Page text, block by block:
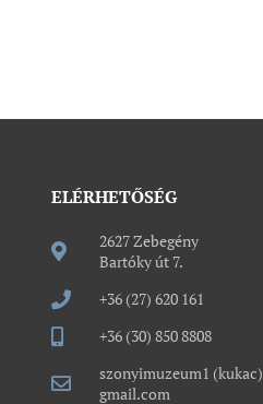
ELÉRHETŐSÉG
2627 Zebegény
Bartóky út 7.
+36 (27) 620 161
+36 (30) 850 8808
szonyimuzeum1 (kukac)
gmail.com